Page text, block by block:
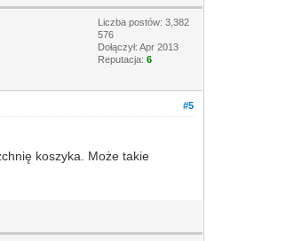
Liczba postów: 3,382
576
Dołączył: Apr 2013
Reputacja:6
#5
koszyka. Może takie